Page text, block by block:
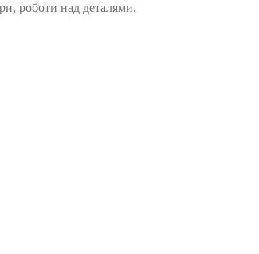
роботи над деталями.